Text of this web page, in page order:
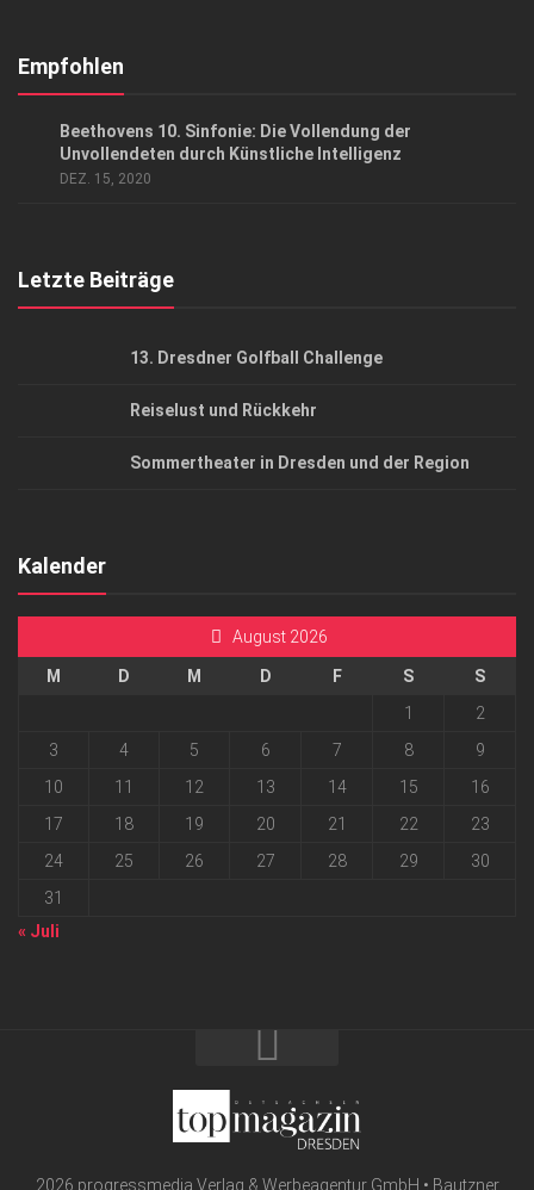
Kontakt, Impressum
Empfohlen
Beethovens 10. Sinfonie: Die Vollendung der
Unvollendeten durch Künstliche Intelligenz
DEZ. 15, 2020
Letzte Beiträge
13. Dresdner Golfball Challenge
Reiselust und Rückkehr
Sommertheater in Dresden und der Region
Kalender
August 2026
M D M D F S
S
1
2
3
4 5 6 7 8
9
10
11 12 13 14 15
16
17
18 19 20 21 22
23
24
25 26 27 28 29
30
31
« Juli
2026 progressmedia Verlag & Werbeagentur GmbH • Bautzner